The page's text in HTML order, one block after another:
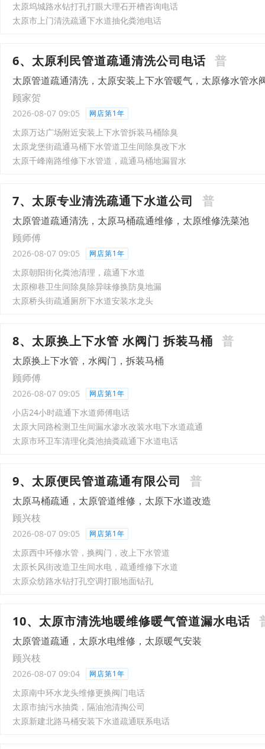
太原坞城路水钻打孔打眼大理石开槽咨询电话
太原市上门清洗疏通下水道抽化粪池电话
6、太原利民管道疏通清洗公司电话 普
太原管道疏通清洗，太原安装上下水管暖气，太原修水管水
顾家贺
2026-08-07 09:05 网店第1年
太原万达广场附近安装上下水管拆装马桶除臭
太原龙堡街疏通马桶下水管道卫生间除臭改下水
太原千峰南路维修下水管道，疏通马桶地漏冒水
7、太原专业清洗疏通下水道公司 普
太原管道疏通清洗，太原马桶疏通维修，太原维修洗菜池
顾师傅
2026-08-07 09:05 网店第1年
太原朝阳街化粪池清理，疏通下水道
太原柳巷卫生间除臭除异味修换防臭地漏
太原桥头街疏通厕所下水道安装水龙头
8、太原换上下水管 水阀门 拆装马桶 普
太原换上下水管，水阀门，拆装马桶
顾师傅
2026-08-07 09:05 网店第1年
小店24小时疏通下水道师傅电话
太原大同路检测卫生间漏水渗水改装水电下水道疏通
太原市环卫车清理化粪池抽粪疏通下水道电话
9、太原便民管道疏通有限公司 普
太原马桶疏通，太原管道维修，太原下水道改造
顾兴枝
2026-08-07 09:05 网店第1年
太原西中环修水管，换阀门，改上下水管道
太原长风街改造卫生间水电，疏通维修下水道
太原众纺路水钻打孔空调打眼地面钻孔
10、太原市清洗地暖维修暖气管道漏水电话
太原管道疏通，太原水电维修，太原暖气安装
顾兴枝
2026-08-07 09:04 网店第1年
太原南中环水龙头维修更换阀门电话
太原市抽污水抽粪，隔油池清掏公司
太原新建北路马桶安装下水道疏通联系电话